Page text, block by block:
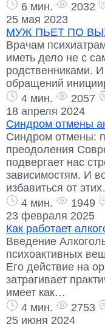
6 мин.
2032
25 мая 2023
МУЖ ПЬЕТ ПО
Врачам
иметь дело не с
родственниками.
обращений
4 мин.
2057
18 апреля 2024
Синдром отмены
Синдром отмены:
преодоления
подвергает нас
зависимостям. И
избавиться от
4 мин.
1949
23 февраля 2025
Как работает
Введение
психоактивных
Его действие на
затрагивает
имеет как…
4 мин.
2753
25 июня 2024